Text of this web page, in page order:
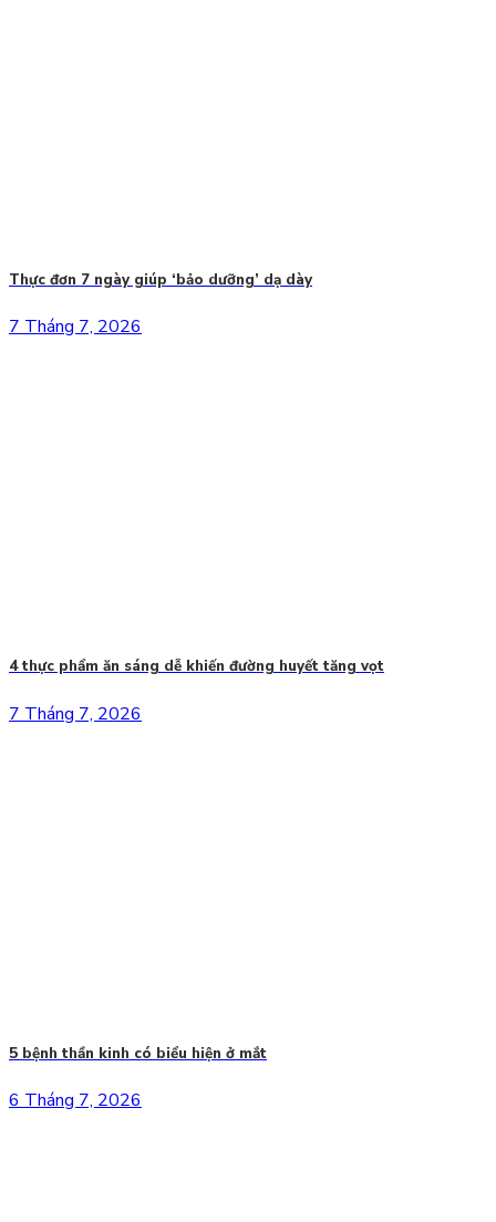
Thực đơn 7 ngày giúp ‘bảo dưỡng’ dạ dày
7 Tháng 7, 2026
4 thực phẩm ăn sáng dễ khiến đường huyết tăng vọt
7 Tháng 7, 2026
5 bệnh thần kinh có biểu hiện ở mắt
6 Tháng 7, 2026